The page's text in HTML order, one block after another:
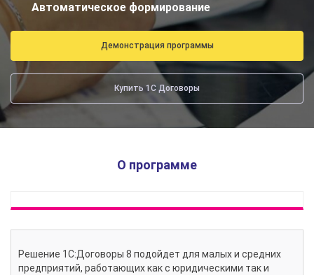
Автоматическое формирование
Демонстрация программы
Купить 1С Договоры
О программе
Решение 1С:Договоры 8 подойдет для малых и средних
предприятий, работающих как с юридическими так и